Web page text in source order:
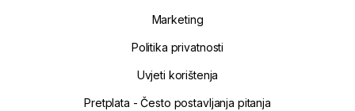
Marketing
Politika privatnosti
Uvjeti korištenja
Pretplata - Često postavljanja pitanja